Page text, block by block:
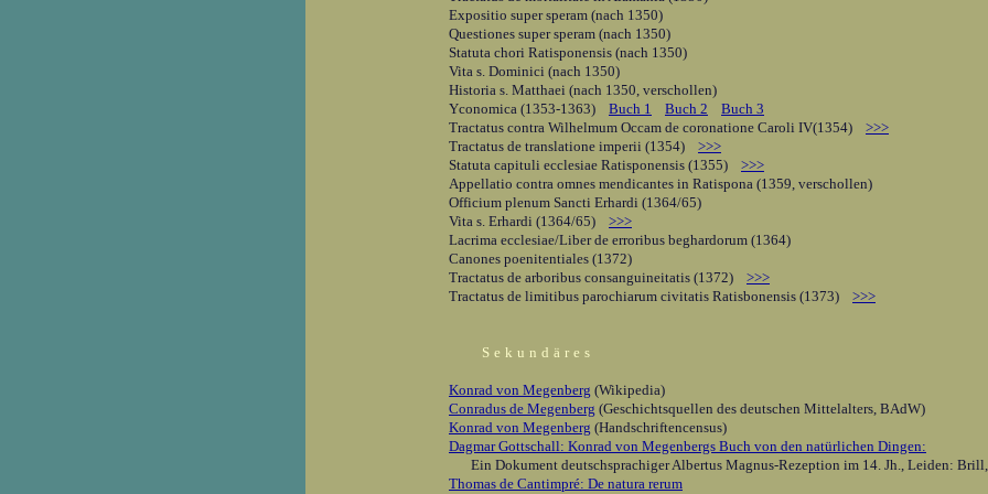
Expositio super speram (nach 1350)
Questiones super speram (nach 1350)
Statuta chori Ratisponensis (nach 1350)
Vita s. Dominici (nach 1350)
Historia s. Matthaei (nach 1350, verschollen)
Yconomica (1353-1363) Buch 1 Buch 2
Buch 3
Tractatus contra Wilhelmum Occam de coronatione Caroli IV(1354) >>>
Tractatus de translatione imperii (1354) >>>
Statuta capituli ecclesiae Ratisponensis (1355) >>>
Appellatio contra omnes mendicantes in Ratispona (1359, verschollen)
Officium plenum Sancti Erhardi (1364/65)
Vita s. Erhardi (1364/65) >>>
Lacrima ecclesiae/Liber de erroribus beghardorum (1364)
Canones poenitentiales (1372)
Tractatus de arboribus consanguineitatis (1372) >>>
Tractatus de limitibus parochiarum civitatis Ratisbonensis (1373) >>>
Sekundäres
Konrad von Megenberg (Wikipedia)
Conradus de Megenberg (Geschichtsquellen des deutschen Mittelalters, BAdW)
Konrad von Megenberg (Handschriftencensus)
Dagmar Gottschall: Konrad von Megenbergs Buch von den natürlichen Dingen:
Ein Dokument deutschsprachiger Albertus Magnus-Rezeption im 14. Jh., Leiden:
Thomas de Cantimpré: De natura rerum